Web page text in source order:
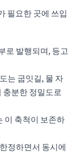
필요한 곳에 쓰입
로 발행되며, 등고
는 굽잇길, 물 자
충분한 정밀도로
이 축척이 보존하
정하면서 동시에